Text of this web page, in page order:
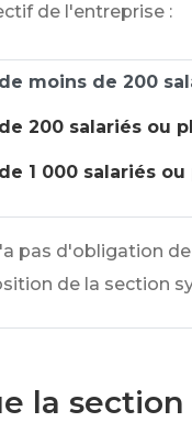
de l'entreprise :
moins de 200
200 salariés ou
1 000 salariés ou
pas d'obligation
de la section
la section